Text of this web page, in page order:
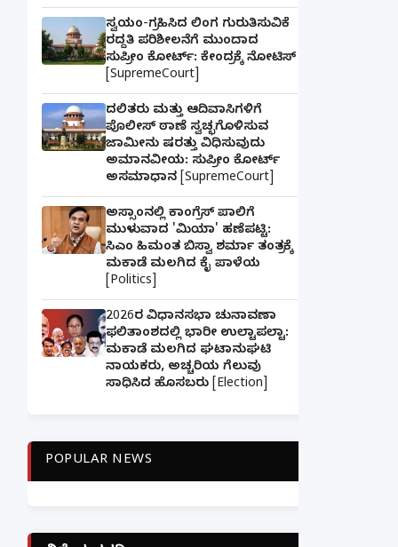
ಸ್ವಯಂ-ಗ್ರಹಿಸಿದ ಲಿಂಗ ಗುರುತಿಸುವಿಕೆ
ರದ್ದತಿ ಪರಿಶೀಲನೆಗೆ ಮುಂದಾದ
ಸುಪ್ರೀಂ ಕೋರ್ಟ್: ಕೇಂದ್ರಕ್ಕೆ ನೋಟಿಸ್
[SupremeCourt]
ದಲಿತರು ಮತ್ತು ಆದಿವಾಸಿಗಳಿಗೆ
ಪೊಲೀಸ್ ಠಾಣೆ ಸ್ವಚ್ಛಗೊಳಿಸುವ
ಜಾಮೀನು ಷರತ್ತು ವಿಧಿಸುವುದು
ಅಮಾನವೀಯ: ಸುಪ್ರೀಂ ಕೋರ್ಟ್
ಅಸಮಾಧಾನ [SupremeCourt]
ಅಸ್ಸಾಂನಲ್ಲಿ ಕಾಂಗ್ರೆಸ್ ಪಾಲಿಗೆ
ಮುಳುವಾದ 'ಮಿಯಾ' ಹಣೆಪಟ್ಟಿ:
ಸಿಎಂ ಹಿಮಂತ ಬಿಸ್ವಾ ಶರ್ಮಾ ತಂತ್ರಕ್ಕೆ
ಮಕಾಡೆ ಮಲಗಿದ ಕೈ ಪಾಳೆಯ
[Politics]
2026ರ ವಿಧಾನಸಭಾ ಚುನಾವಣಾ
ಫಲಿತಾಂಶದಲ್ಲಿ ಭಾರೀ ಉಲ್ಟಾಪಲ್ಟಾ:
ಮಕಾಡೆ ಮಲಗಿದ ಘಟಾನುಘಟಿ
ನಾಯಕರು, ಅಚ್ಚರಿಯ ಗೆಲುವು
ಸಾಧಿಸಿದ ಹೊಸಬರು [Election]
POPULAR NEWS